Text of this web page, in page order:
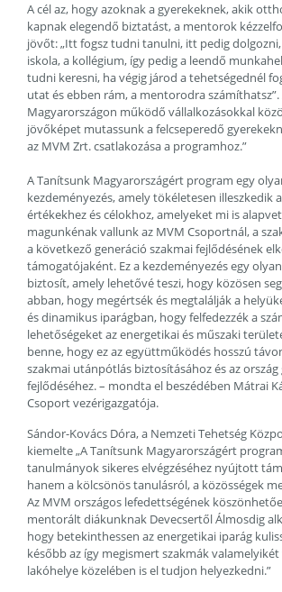
A cél az, hogy azoknak a gyerekeknek, akik
kapnak elegendő biztatást, a mentorok
jövőt: „Itt fogsz tudni tanulni, itt pedig dolgozni,
iskola, a kollégium, így pedig a leendő
tudni keresni, ha végig járod a tehetségednél
utat és ebben rám, a mentorodra számíthatsz”.
Magyarországon működő vállalkozásokkal
jövőképet mutassunk a felcseperedő
az MVM Zrt. csatlakozása a programhoz.”
A Tanítsunk Magyarországért program egy
kezdeményezés, amely tökéletesen illeszkedik
értékekhez és célokhoz, amelyeket mi is
magunkénak vallunk az MVM Csoportnál, a
a következő generáció szakmai fejlődésének
támogatójaként. Ez a kezdeményezés egy
biztosít, amely lehetővé teszi, hogy közösen
abban, hogy megértsék és megtalálják a
és dinamikus iparágban, hogy felfedezzék a
lehetőségeket az energetikai és műszaki
benne, hogy ez az együttműködés hosszú
szakmai utánpótlás biztosításához és az ország
fejlődéséhez. – mondta el beszédében Mátrai
Csoport vezérigazgatója.
Sándor-Kovács Dóra, a Nemzeti Tehetség
kiemelte „A Tanítsunk Magyarországért
tanulmányok sikeres elvégzéséhez nyújtott
hanem a kölcsönös tanulásról, a közösségek
Az MVM országos lefedettségének
mentorált diákunknak Devecsertől Álmosdig
hogy betekinthessen az energetikai iparág
később az így megismert szakmák valamelyikét
lakóhelye közelében is el tudjon helyezkedni.”